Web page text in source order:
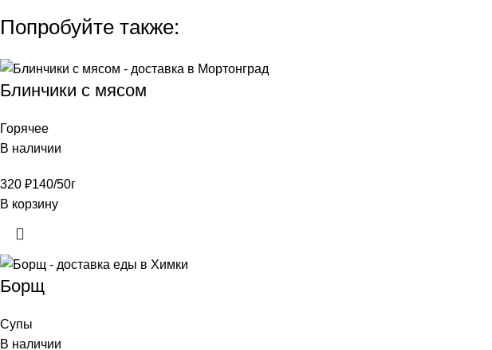
Попробуйте также:
Блинчики с мясом
Горячее
В наличии
320 ₽140/50г
В корзину
Борщ
Супы
В наличии